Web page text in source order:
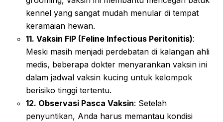
kennel yang sangat mudah menular di tempat
keramaian hewan.
11. Vaksin FIP (Feline Infectious Peritonitis):
Meski masih menjadi perdebatan di kalangan ahli
medis, beberapa dokter menyarankan vaksin ini
dalam jadwal vaksin kucing untuk kelompok
berisiko tinggi tertentu.
12. Observasi Pasca Vaksin: Setelah
penyuntikan, Anda harus memantau kondisi